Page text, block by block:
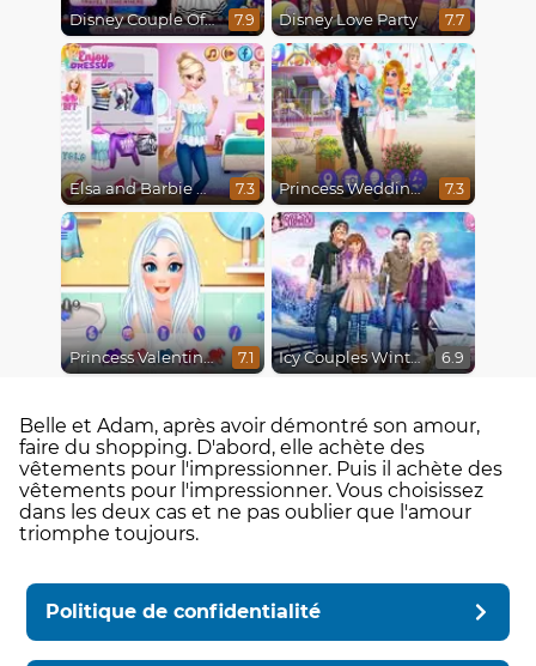
Disney Couple Of The Year 7.9 Disney Love Party 7.7
Elsa and Barbie Blind Date 7.3 Princess Wedding Drama 7.3
Princess Valentine's Day Catfish 7.1 Icy Couples Winter Time 6.9
Belle et Adam, après avoir démontré son amour,
faire du shopping. D'abord, elle achète des
vêtements pour l'impressionner. Puis il achète des
vêtements pour l'impressionner. Vous choisissez
dans les deux cas et ne pas oublier que l'amour
triomphe toujours.
Politique de confidentialité